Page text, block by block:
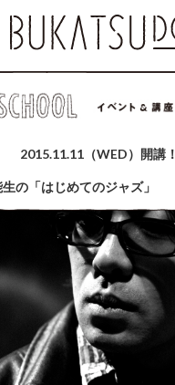
2015.11.11（WED）開講！
生の「はじめてのジャズ」